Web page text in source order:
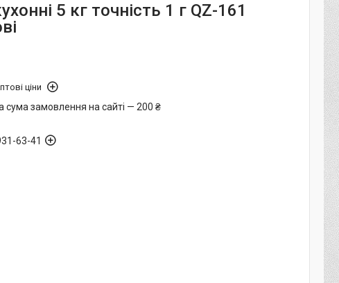
5 кг точність 1 г QZ-161
ціни
сума замовлення на сайті — 200 ₴
63-41